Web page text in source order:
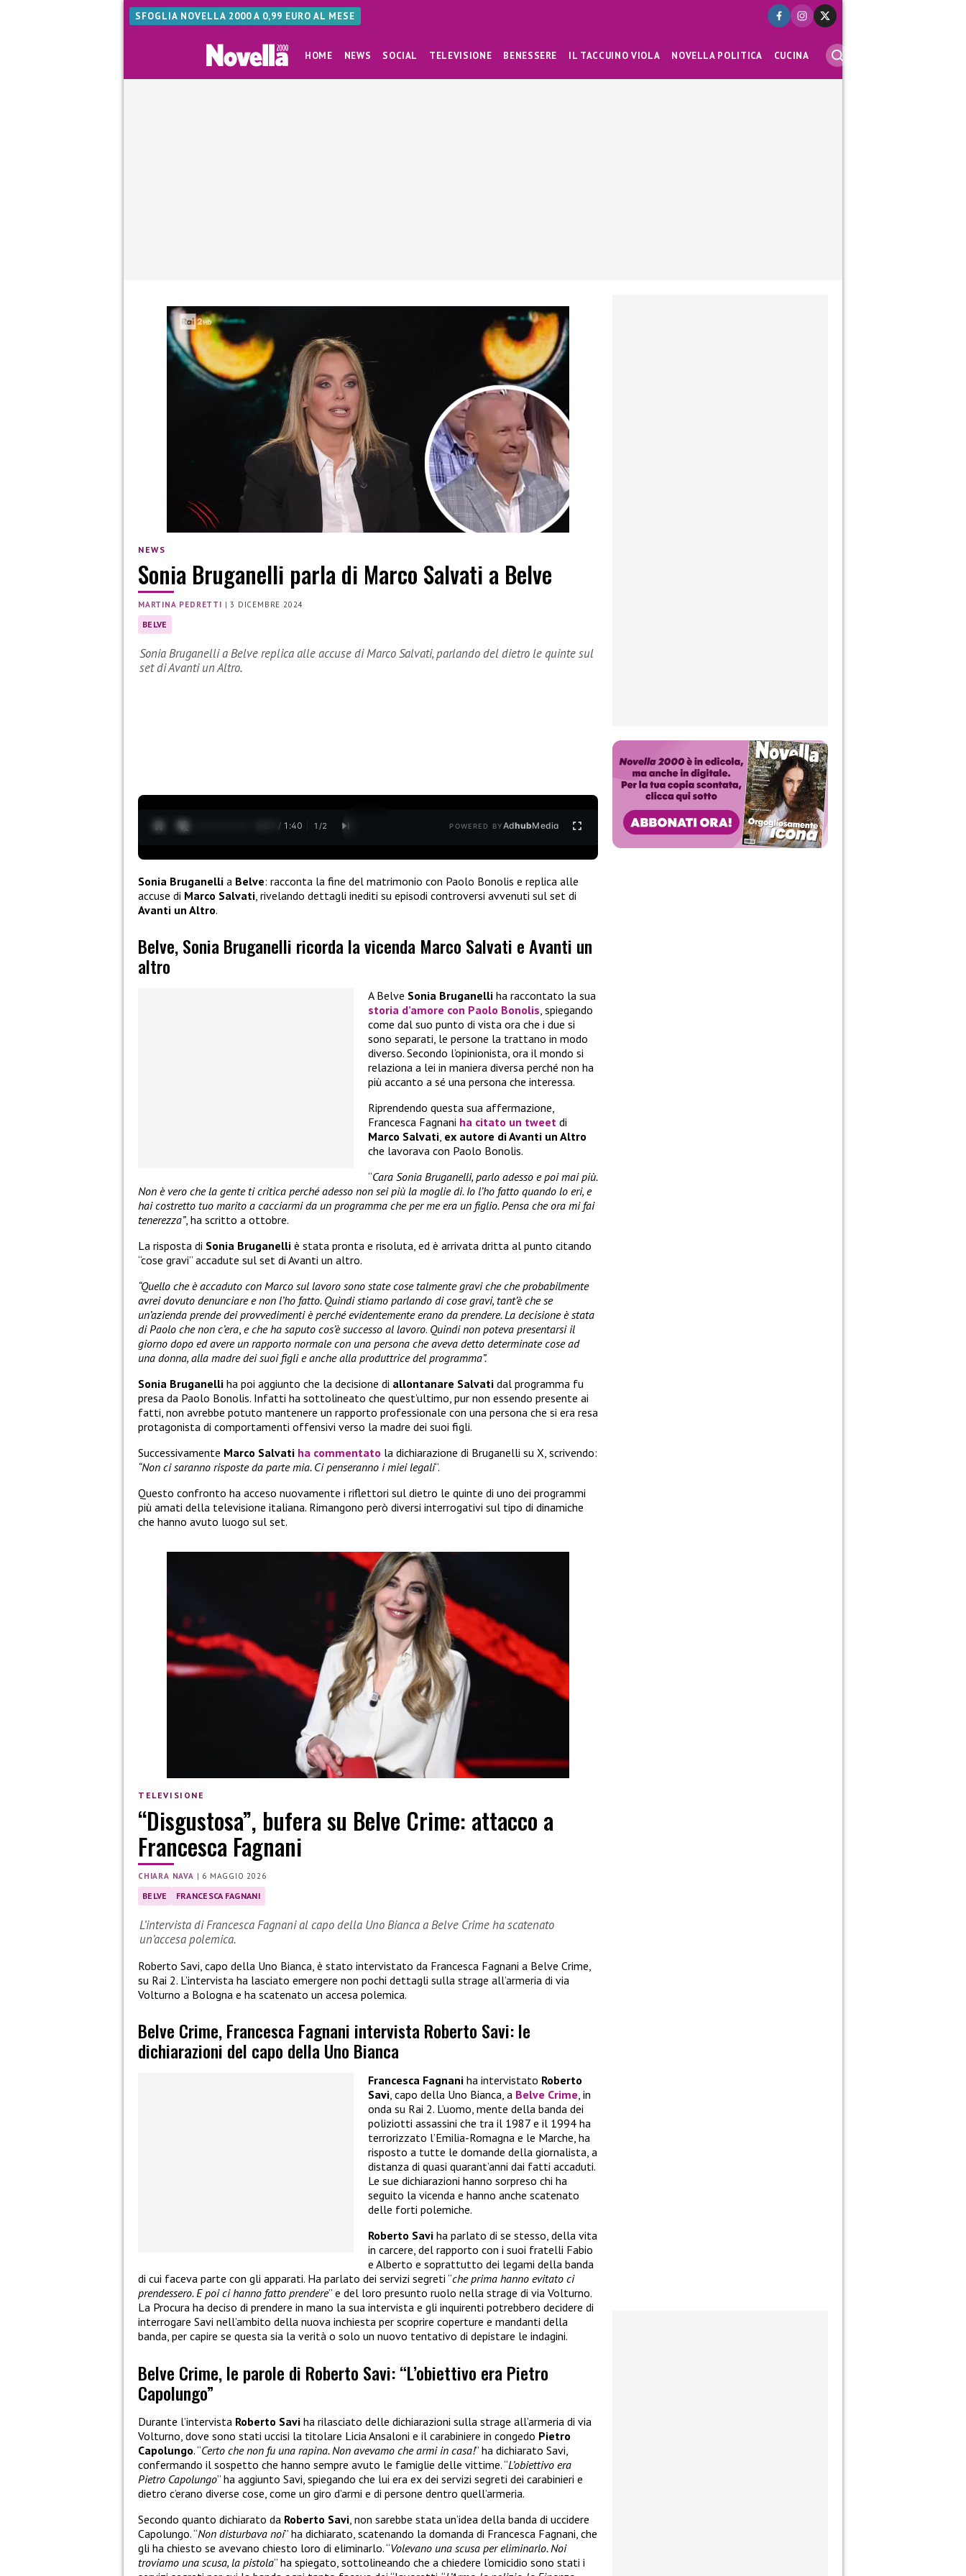
SFOGLIA NOVELLA 2000 A 0,99 EURO AL MESE
HOME NEWS SOCIAL TELEVISIONE BENESSERE IL TACCUINO VIOLA NOVELLA POLITICA CUCINA
NEWS
Sonia Bruganelli parla di Marco Salvati a Belve
MARTINA PEDRETTI |3 DICEMBRE 2024
BELVE
Sonia Bruganelli a Belve replica alle accuse di Marco Salvati, parlando del dietro le quinte sul
set di Avanti un Altro.
0:28 / 1:40 1 /2 POWERED BYAdhubMedia
Sonia Bruganelli a Belve: racconta la fine del matrimonio con Paolo Bonolis e replica alle
accuse di Marco Salvati , rivelando dettagli inediti su episodi controversi avvenuti sul set di
Avanti un Altro.
Belve, Sonia Bruganelli ricorda la vicenda Marco Salvati e Avanti un
altro
A Belve Sonia Bruganelli ha raccontato la sua
storia d’amore con Paolo Bonolis, spiegando
come dal suo punto di vista ora che i due si
sono separati, le persone la trattano in modo
diverso. Secondo l’opinionista, ora il mondo si
relaziona a lei in maniera diversa perché non ha
più accanto a sé una persona che interessa.
Riprendendo questa sua affermazione,
Francesca Fagnani ha citato un tweet di
Marco Salvati, ex autore di Avanti un Altro
che lavorava con Paolo Bonolis.
“Cara Sonia Bruganelli, parlo adesso e poi mai più.
Non è vero che la gente ti critica perché adesso non sei più la moglie di. Io l’ho fatto quando lo eri, e
hai costretto tuo marito a cacciarmi da un programma che per me era un figlio. Pensa che ora mi fai
tenerezza”, ha scritto a ottobre.
La risposta di Sonia Bruganelli è stata pronta e risoluta, ed è arrivata dritta al punto citando
“cose gravi” accadute sul set di Avanti un altro.
“Quello che è accaduto con Marco sul lavoro sono state cose talmente gravi che che probabilmente
avrei dovuto denunciare e non l’ho fatto. Quindi stiamo parlando di cose gravi, tant’è che se
un’azienda prende dei provvedimenti è perché evidentemente erano da prendere. La decisione è stata
di Paolo che non c’era, e che ha saputo cos’è successo al lavoro. Quindi non poteva presentarsi il
giorno dopo ed avere un rapporto normale con una persona che aveva detto determinate cose ad
una donna, alla madre dei suoi figli e anche alla produttrice del programma”.
Sonia Bruganelli ha poi aggiunto che la decisione di allontanare Salvati dal programma fu
presa da Paolo Bonolis. Infatti ha sottolineato che quest’ultimo, pur non essendo presente ai
fatti, non avrebbe potuto mantenere un rapporto professionale con una persona che si era resa
protagonista di comportamenti offensivi verso la madre dei suoi figli.
Successivamente Marco Salvati ha commentato la dichiarazione di Bruganelli su X, scrivendo:
“Non ci saranno risposte da parte mia. Ci penseranno i miei legali“.
Questo confronto ha acceso nuovamente i riflettori sul dietro le quinte di uno dei programmi
più amati della televisione italiana. Rimangono però diversi interrogativi sul tipo di dinamiche
che hanno avuto luogo sul set.
TELEVISIONE
“Disgustosa”, bufera su Belve Crime: attacco a
Francesca Fagnani
CHIARA NAVA | 6 MAGGIO 2026
BELVE FRANCESCA FAGNANI
L’intervista di Francesca Fagnani al capo della Uno Bianca a Belve Crime ha scatenato
un’accesa polemica.
Roberto Savi, capo della Uno Bianca, è stato intervistato da Francesca Fagnani a Belve Crime,
su Rai 2. L’intervista ha lasciato emergere non pochi dettagli sulla strage all’armeria di via
Volturno a Bologna e ha scatenato un accesa polemica.
Belve Crime, Francesca Fagnani intervista Roberto Savi: le
dichiarazioni del capo della Uno Bianca
Francesca Fagnani ha intervistato Roberto
Savi, capo della Uno Bianca, a Belve Crime, in
onda su Rai 2. L’uomo, mente della banda dei
poliziotti assassini che tra il 1987 e il 1994 ha
terrorizzato l’Emilia-Romagna e le Marche, ha
risposto a tutte le domande della giornalista, a
distanza di quasi quarant’anni dai fatti accaduti.
Le sue dichiarazioni hanno sorpreso chi ha
seguito la vicenda e hanno anche scatenato
delle forti polemiche.
Roberto Savi ha parlato di se stesso, della vita
in carcere, del rapporto con i suoi fratelli Fabio
e Alberto e soprattutto dei legami della banda
di cui faceva parte con gli apparati. Ha parlato dei servizi segreti “che prima hanno evitato ci
prendessero. E poi ci hanno fatto prendere” e del loro presunto ruolo nella strage di via Volturno.
La Procura ha deciso di prendere in mano la sua intervista e gli inquirenti potrebbero decidere di
interrogare Savi nell’ambito della nuova inchiesta per scoprire coperture e mandanti della
banda, per capire se questa sia la verità o solo un nuovo tentativo di depistare le indagini.
Belve Crime, le parole di Roberto Savi: “L’obiettivo era Pietro
Capolungo”
Durante l’intervista Roberto Savi ha rilasciato delle dichiarazioni sulla strage all’armeria di via
Volturno, dove sono stati uccisi la titolare Licia Ansaloni e il carabiniere in congedo Pietro
Capolungo. “Certo che non fu una rapina. Non avevamo che armi in casa!” ha dichiarato Savi,
confermando il sospetto che hanno sempre avuto le famiglie delle vittime. “L’obiettivo era
Pietro Capolungo” ha aggiunto Savi, spiegando che lui era ex dei servizi segreti dei carabinieri e
dietro c’erano diverse cose, come un giro d’armi e di persone dentro quell’armeria.
Secondo quanto dichiarato da Roberto Savi, non sarebbe stata un’idea della banda di uccidere
Capolungo. “Non disturbava noi” ha dichiarato, scatenando la domanda di Francesca Fagnani, che
gli ha chiesto se avevano chiesto loro di eliminarlo. “Volevano una scusa per eliminarlo. Noi
troviamo una scusa, la pistola” ha spiegato, sottolineando che a chiedere l’omicidio sono stati i